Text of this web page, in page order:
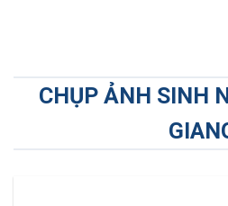
CHỤP ẢNH SINH